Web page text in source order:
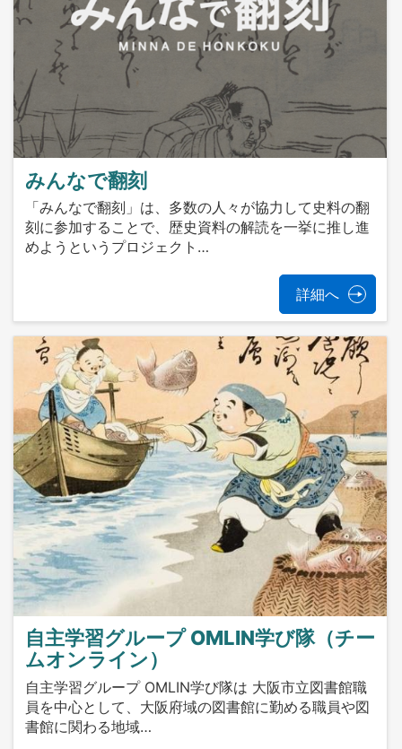
みんなで翻刻
「みんなで翻刻」は、多数の人々が協力して史料の翻
刻に参加することで、歴史資料の解読を一挙に推し進
めようというプロジェクト…
詳細へ
自主学習グループ OMLIN学び隊（チー
ムオンライン）
自主学習グループ OMLIN学び隊は 大阪市立図書館職
員を中心として、大阪府域の図書館に勤める職員や図
書館に関わる地域…